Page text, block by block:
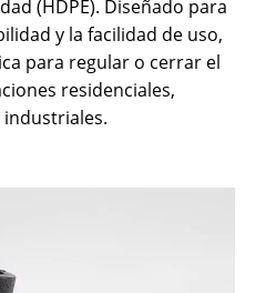
(HDPE). Diseñado para
y la facilidad de uso,
para regular o cerrar el
residenciales,
industriales.